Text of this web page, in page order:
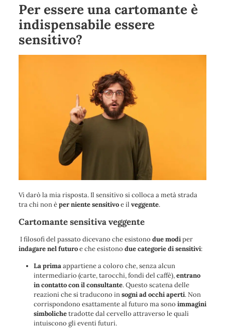
Per essere una cartomante è
indispensabile essere
sensitivo?
Vi darò la mia risposta. Il sensitivo si colloca a metà strada
tra chi non èper niente sensitivoe il veggente.
Cartomante sensitiva veggente
I filosofi del passato dicevano che esistono due modiper
indagare nel futuroe che esistono due categorie di sensitivi:
La primaappartiene a coloro che, senza alcun
intermediario (carte, tarocchi, fondi del caffè),entrano
in contatto con il consultante. Questo scatena delle
reazioni che si traducono insogni ad occhi aperti. Non
corrispondono esattamente al futuro ma sono immagini
simbolichetradotte dal cervello attraverso le quali
intuiscono gli eventi futuri.